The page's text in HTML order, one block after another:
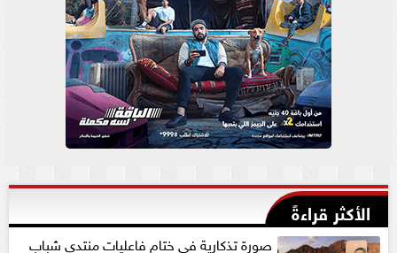
الأكثر قراءةً
صورة تذكارية في ختام فاعليات منتدي شباب